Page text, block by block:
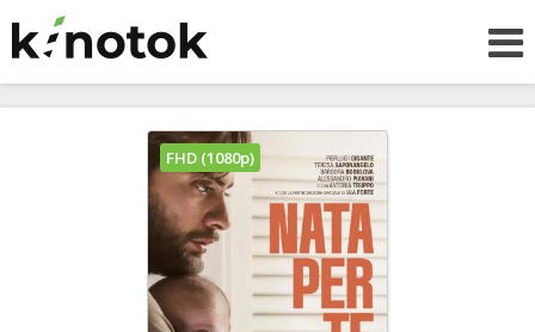
FHD (1080p)